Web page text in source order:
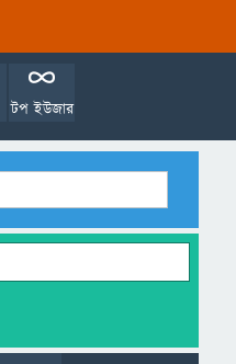
টপ ইউজার